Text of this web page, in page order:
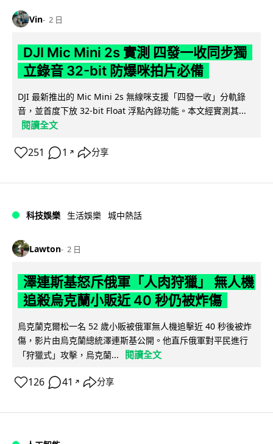
Vin 2 日
DJI Mic Mini 2s 實測 四發一收同步獨
立錄音 32-bit 防爆咪拍片必備
DJI 最新推出的 Mic Mini 2s 無線咪支援「四發一收」分軌錄
音，並首度下放 32-bit Float 浮點內錄功能。本文經實測其...
閱讀全文
251 1 ↗ 分享
科技娛樂 生活娛樂 城中熱話
Lawton 2 日
澤連斯基怒斥俄軍「人肉狩獵」 無人機
追殺烏克蘭小販近 40 秒仍被炸傷
烏克蘭克爾松一名 52 歲小販被俄軍無人機追擊近 40 秒後被炸
傷，影片由烏克蘭總統澤連斯基公開。他直斥俄軍對平民進行
「狩獵式」攻擊，烏克蘭...
閱讀全文
126 41 ↗ 分享